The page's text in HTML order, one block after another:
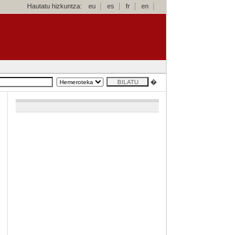
Hautatu hizkuntza: eu es fr en
�